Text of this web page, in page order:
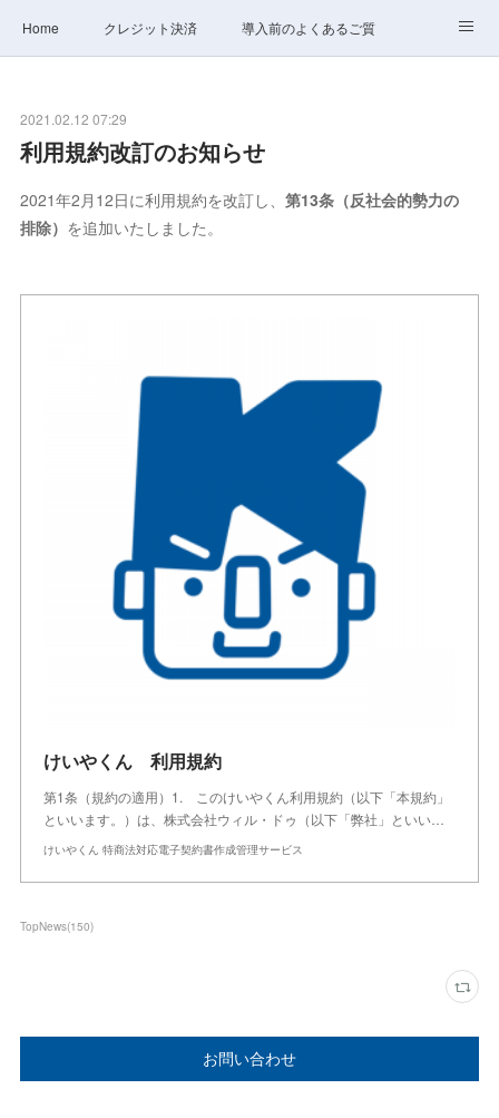
Home クレジット決済 導入前のよくあるご質問
2021.02.12 07:29
利用規約改訂のお知らせ
2021年2月12日に利用規約を改訂し、第13条（反社会的勢力の
排除） を追加いたしました。
けいやくん 利用規約
第1条（規約の適用）1. このけいやくん利用規約（以下「本規約」
といいます。）は、株式会社ウィル・ドゥ（以下「弊社」といい…
けいやくん 特商法対応電子契約書作成管理サービス
TopNews(150)
お問い合わせ